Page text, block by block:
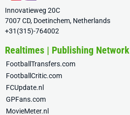
Innovatieweg 20C
7007 CD, Doetinchem, Netherlands
+31(315)-764002
Realtimes | Publishing Network
FootballTransfers.com
FootballCritic.com
FCUpdate.nl
GPFans.com
MovieMeter.nl